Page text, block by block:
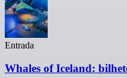
Entrada
Whales of Iceland: